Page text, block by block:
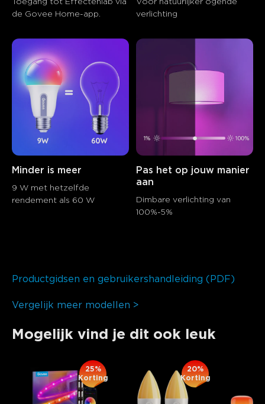
Toegang tot Effectenlab via
de Govee Home-app.
Voor natuurlijker ogende
verlichting
Minder is meer
9 W met hetzelfde
rendement als 60 W
Pas het op jouw manier
aan
Dimbare verlichting van
100%-5%
Productgidsen en gebruikershandleiding (PDF)
Vergelijk meer modellen >
Mogelijk vind je dit ook leuk
25%
Korting
20%
Korting